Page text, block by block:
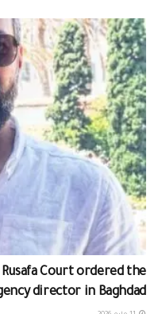
Court ordered the
director in Baghdad